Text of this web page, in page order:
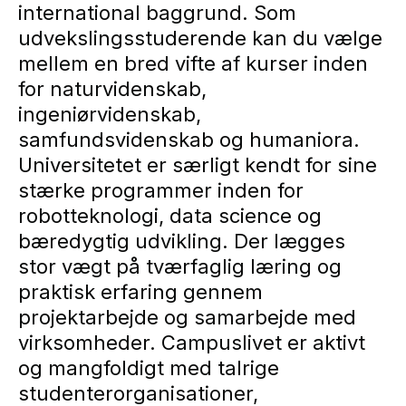
international baggrund. Som
udvekslingsstuderende kan du vælge
mellem en bred vifte af kurser inden
for naturvidenskab,
ingeniørvidenskab,
samfundsvidenskab og humaniora.
Universitetet er særligt kendt for sine
stærke programmer inden for
robotteknologi, data science og
bæredygtig udvikling. Der lægges
stor vægt på tværfaglig læring og
praktisk erfaring gennem
projektarbejde og samarbejde med
virksomheder. Campuslivet er aktivt
og mangfoldigt med talrige
studenterorganisationer,